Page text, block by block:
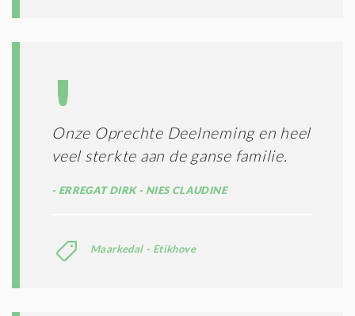
Onze Oprechte Deelneming en heel
veel sterkte aan de ganse familie.
ERREGAT DIRK - NIES CLAUDINE
Maarkedal - Etikhove